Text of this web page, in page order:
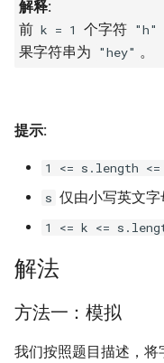
18. 删除链表的节点
19. 正则表达式匹配
偶数前面
22. 链表中倒数第 k 个节
24. 反转链表
25. 合并两个排序的链表
26. 树的子结构
16. 不含重复字符的最
符串
19. 最多删除一个字符
20. 回文子字符串的个数
21. 删除链表的倒数第 n
2.8. 环路检测
3.1. 三合一
3.4. 化栈为队
解释:
前 k = 1 个字符 "h"
果字符串为
"hey" 。
提示:
1 <= s.length <=
s 仅由小写英文字
1 <= k <=
解法
方法一：模拟
我们按照题目描述，将